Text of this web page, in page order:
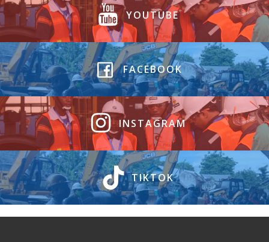
YOUTUBE
FACEBOOK
INSTAGRAM
TIKTOK